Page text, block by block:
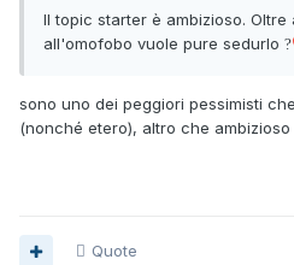
Il topic starter è ambizioso.
all'omofobo vuole pure sedurlo
sono uno dei peggiori pessimisti
(nonché etero), altro che
Quote